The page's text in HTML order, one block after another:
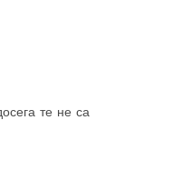
те не са